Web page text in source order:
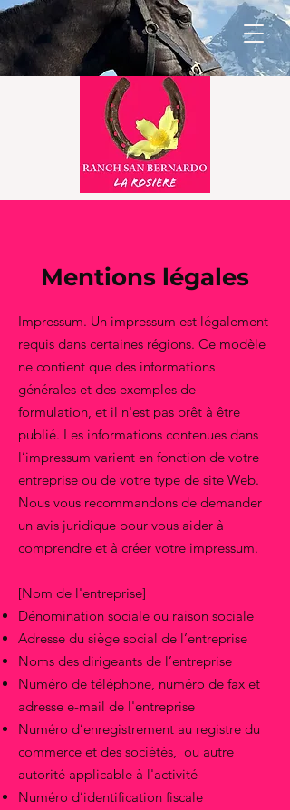
Mentions légales
Impressum. Un impressum est légalement
requis dans certaines régions. Ce modèle
ne contient que des informations
générales et des exemples de
formulation, et il n'est pas prêt à être
publié. Les informations contenues dans
l’impressum varient en fonction de votre
entreprise ou de votre type de site Web.
Nous vous recommandons de demander
un avis juridique pour vous aider à
comprendre et à créer votre impressum.
[Nom de l'entreprise]
Dénomination sociale ou raison sociale
Adresse du siège social de l’entreprise
Noms des dirigeants de l’entreprise
Numéro de téléphone, numéro de fax et
adresse e-mail de l'entreprise
Numéro d’enregistrement au registre du
commerce et des sociétés, ou autre
autorité applicable à l'activité
Numéro d’identification fiscale